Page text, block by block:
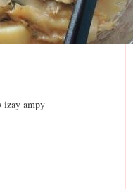
izay ampy